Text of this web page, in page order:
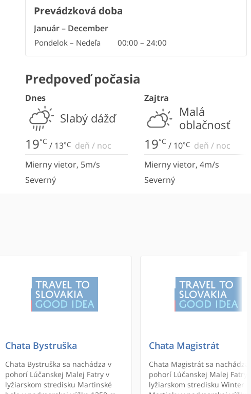
Prevádzková doba
Január– December
Pondelok – Nedeľa 00:00 – 24:00
Predpoveď počasia
Dnes
Slabý dážď
19°C / 13°C deň / noc
Mierny vietor, 5m/s
Severný
Zajtra
Malá
oblačnosť
19°C / 10°C deň / noc
Mierny vietor, 4m/s
Severný
Chata Bystruška
Chata Bystruška sa nachádza v
pohorí Lúčanskej Malej Fatry v
lyžiarskom stredisku Martinské
Chata Magistrát
Chata Magistrát sa nachádza
pohorí Lúčanskej Malej Fatry
lyžiarskom stredisku Winter